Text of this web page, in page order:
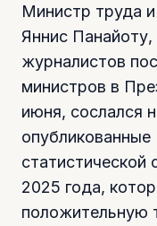
Министр труда
Яннис
журналистов
министров в
июня, сослался
опубликованные
статистической
2025 года,
положительную